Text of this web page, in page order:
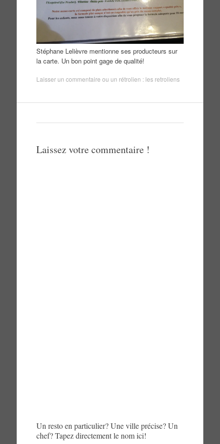
Stéphane Lelièvre mentionne ses producteurs sur
la carte. Un bon point gage de qualité!
Laisser un commentaire ou un rétrolien : les retroliens
Laissez votre commentaire !
Un resto en particulier? Une ville précise? Un
chef? Tapez directement le nom ici!